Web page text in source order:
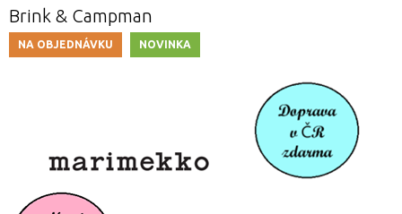
Brink & Campman
NA OBJEDNÁVKU NOVINKA